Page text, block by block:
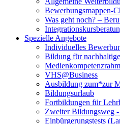
Bewerbungsmappen-
Was geht noch? –
Spezielle Angebote
Individuelles
Bildung für
VHS@Business
Ausbildung zum*zur
Bildungsurlaub
Fortbildungen für
Zweiter Bildungsweg -
Einbürgerungstests